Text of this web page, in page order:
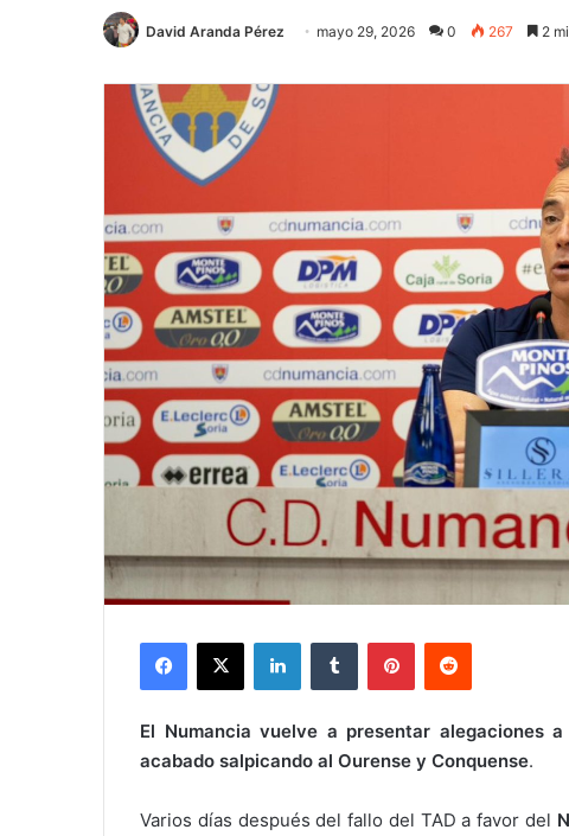
David Aranda Pérez mayo 29, 2026 0 267 2
El Numancia vuelve a presentar alegaciones
acabado salpicando al Ourense y Conquense.
Varios días después del fallo del TAD a favor del